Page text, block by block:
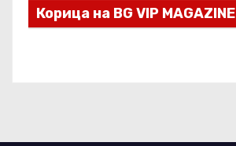
Корица на BG VIP MAGAZINE